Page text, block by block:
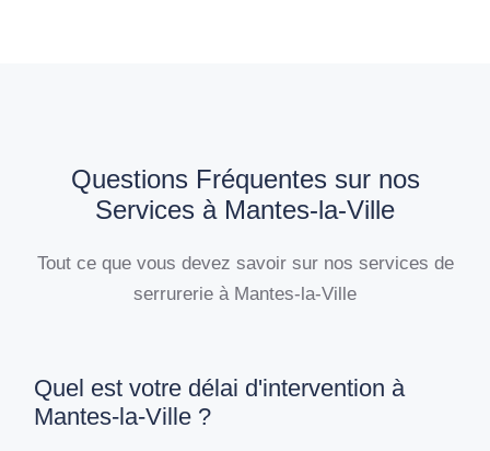
Questions Fréquentes sur nos
Services à Mantes-la-Ville
Tout ce que vous devez savoir sur nos services de
serrurerie à Mantes-la-Ville
Quel est votre délai d'intervention à
Mantes-la-Ville ?